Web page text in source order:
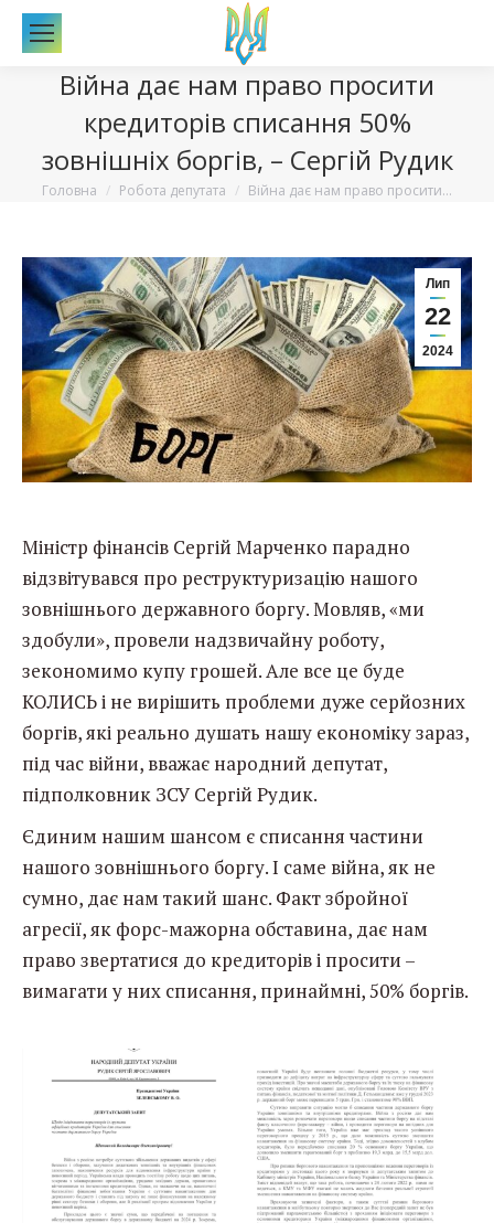
Війна дає нам право просити
кредиторів списання 50%
зовнішніх боргів, – Сергій Рудик
Вы здесь:
Головна Робота депутата Війна дає нам право просити…
Лип
22
2024
Міністр фінансів Сергій Марченко парадно
відзвітувався про реструктуризацію нашого
зовнішнього державного боргу. Мовляв, «ми
здобули», провели надзвичайну роботу,
зекономимо купу грошей. Але все це буде
КОЛИСЬ і не вирішить проблеми дуже серйозних
боргів, які реально душать нашу економіку зараз,
під час війни, вважає народний депутат,
підполковник ЗСУ Сергій Рудик.
Єдиним нашим шансом є списання частини
нашого зовнішнього боргу. І саме війна, як не
сумно, дає нам такий шанс. Факт збройної
агресії, як форс-мажорна обставина, дає нам
право звертатися до кредиторів і просити –
вимагати у них списання, принаймні, 50% боргів.